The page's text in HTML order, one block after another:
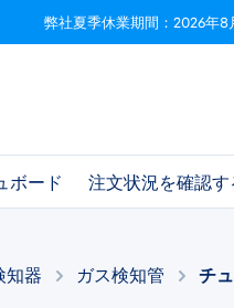
to B2B platform navigation
弊社夏季休業期間：2026年8
ボード 注文状況を確認す
知器 ガス検知管 チ